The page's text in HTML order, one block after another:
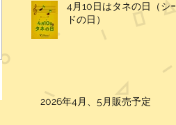
4月10日はタネの日（シー
ドの日）
2026年4月、5月販売予定